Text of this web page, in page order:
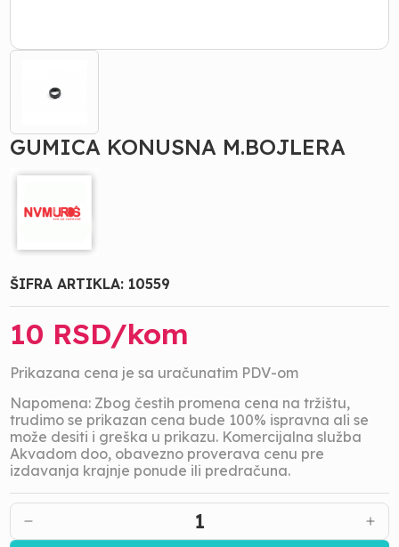
GUMICA KONUSNA M.BOJLERA
ŠIFRA ARTIKLA: 10559
10 RSD/kom
Prikazana cena je sa uračunatim PDV-om
Napomena: Zbog čestih promena cena na tržištu,
trudimo se prikazan cena bude 100% ispravna ali se
može desiti i greška u prikazu. Komercijalna služba
Akvadom doo, obavezno proverava cenu pre
izdavanja krajnje ponude ili predračuna.
1